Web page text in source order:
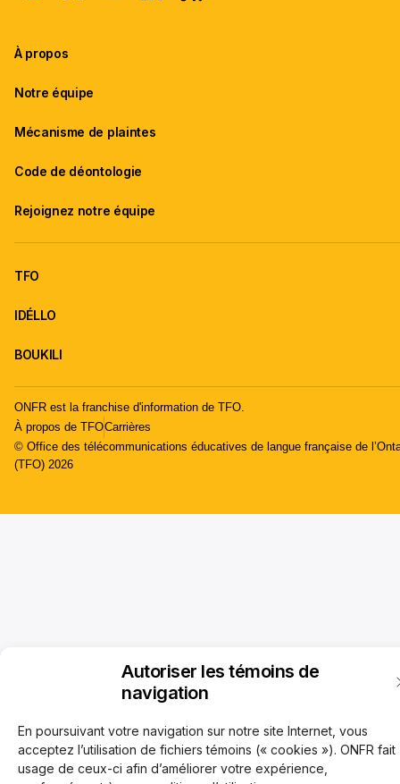
Autoriser les témoins de
navigation
En poursuivant votre navigation sur notre site Internet, vous
acceptez l’utilisation de fichiers témoins (« cookies »). ONFR fait
usage de ceux-ci afin d’améliorer votre expérience,
À propos
Notre équipe
Mécanisme de plaintes
Code de déontologie
Rejoignez notre équipe
TFO
IDÉLLO
BOUKILI
ONFR est la franchise d'information de TFO.
À propos de TFOCarrières
© Office des télécommunications éducatives de langue française de
(TFO) 2026